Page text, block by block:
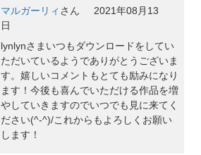
マルガーリィ さん
2021年08月13
日
lynlynさまいつもダウンロードをしてい
ただいているようでありがとうございま
す。嬉しいコメントもとても励みになり
ます！今後も喜んでいただける作品を増
やしていきますのでいつでも見に来てく
ださい(^-^)/これからもよろしくお願い
します！